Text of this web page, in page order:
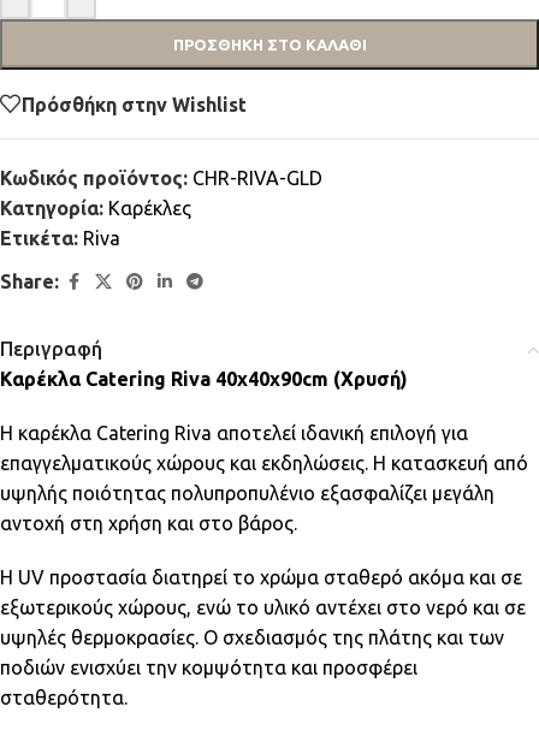
ΠΡΟΣΘΉΚΗ ΣΤΟ ΚΑΛΆΘΙ
Πρόσθήκη στην Wishlist
Κωδικός προϊόντος: CHR-RIVA-GLD
Κατηγορία: Καρέκλες
Ετικέτα: Riva
Share:
Περιγραφή
Καρέκλα Catering Riva 40x40x90cm (Χρυσή)
Η καρέκλα Catering Riva αποτελεί ιδανική επιλογή για
επαγγελματικούς χώρους και εκδηλώσεις. Η κατασκευή από
υψηλής ποιότητας πολυπροπυλένιο εξασφαλίζει μεγάλη
αντοχή στη χρήση και στο βάρος.
Η UV προστασία διατηρεί το χρώμα σταθερό ακόμα και σε
εξωτερικούς χώρους, ενώ το υλικό αντέχει στο νερό και σε
υψηλές θερμοκρασίες. Ο σχεδιασμός της πλάτης και των
ποδιών ενισχύει την κομψότητα και προσφέρει
σταθερότητα.